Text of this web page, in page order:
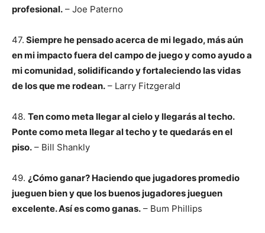
profesional. – Joe Paterno
47. Siempre he pensado acerca de mi legado, más aún
en mi impacto fuera del campo de juego y como ayudo a
mi comunidad, solidificando y fortaleciendo las vidas
de los que me rodean. – Larry Fitzgerald
48. Ten como meta llegar al cielo y llegarás al techo.
Ponte como meta llegar al techo y te quedarás en el
piso. – Bill Shankly
49. ¿Cómo ganar? Haciendo que jugadores promedio
jueguen bien y que los buenos jugadores jueguen
excelente. Así es como ganas. – Bum Phillips